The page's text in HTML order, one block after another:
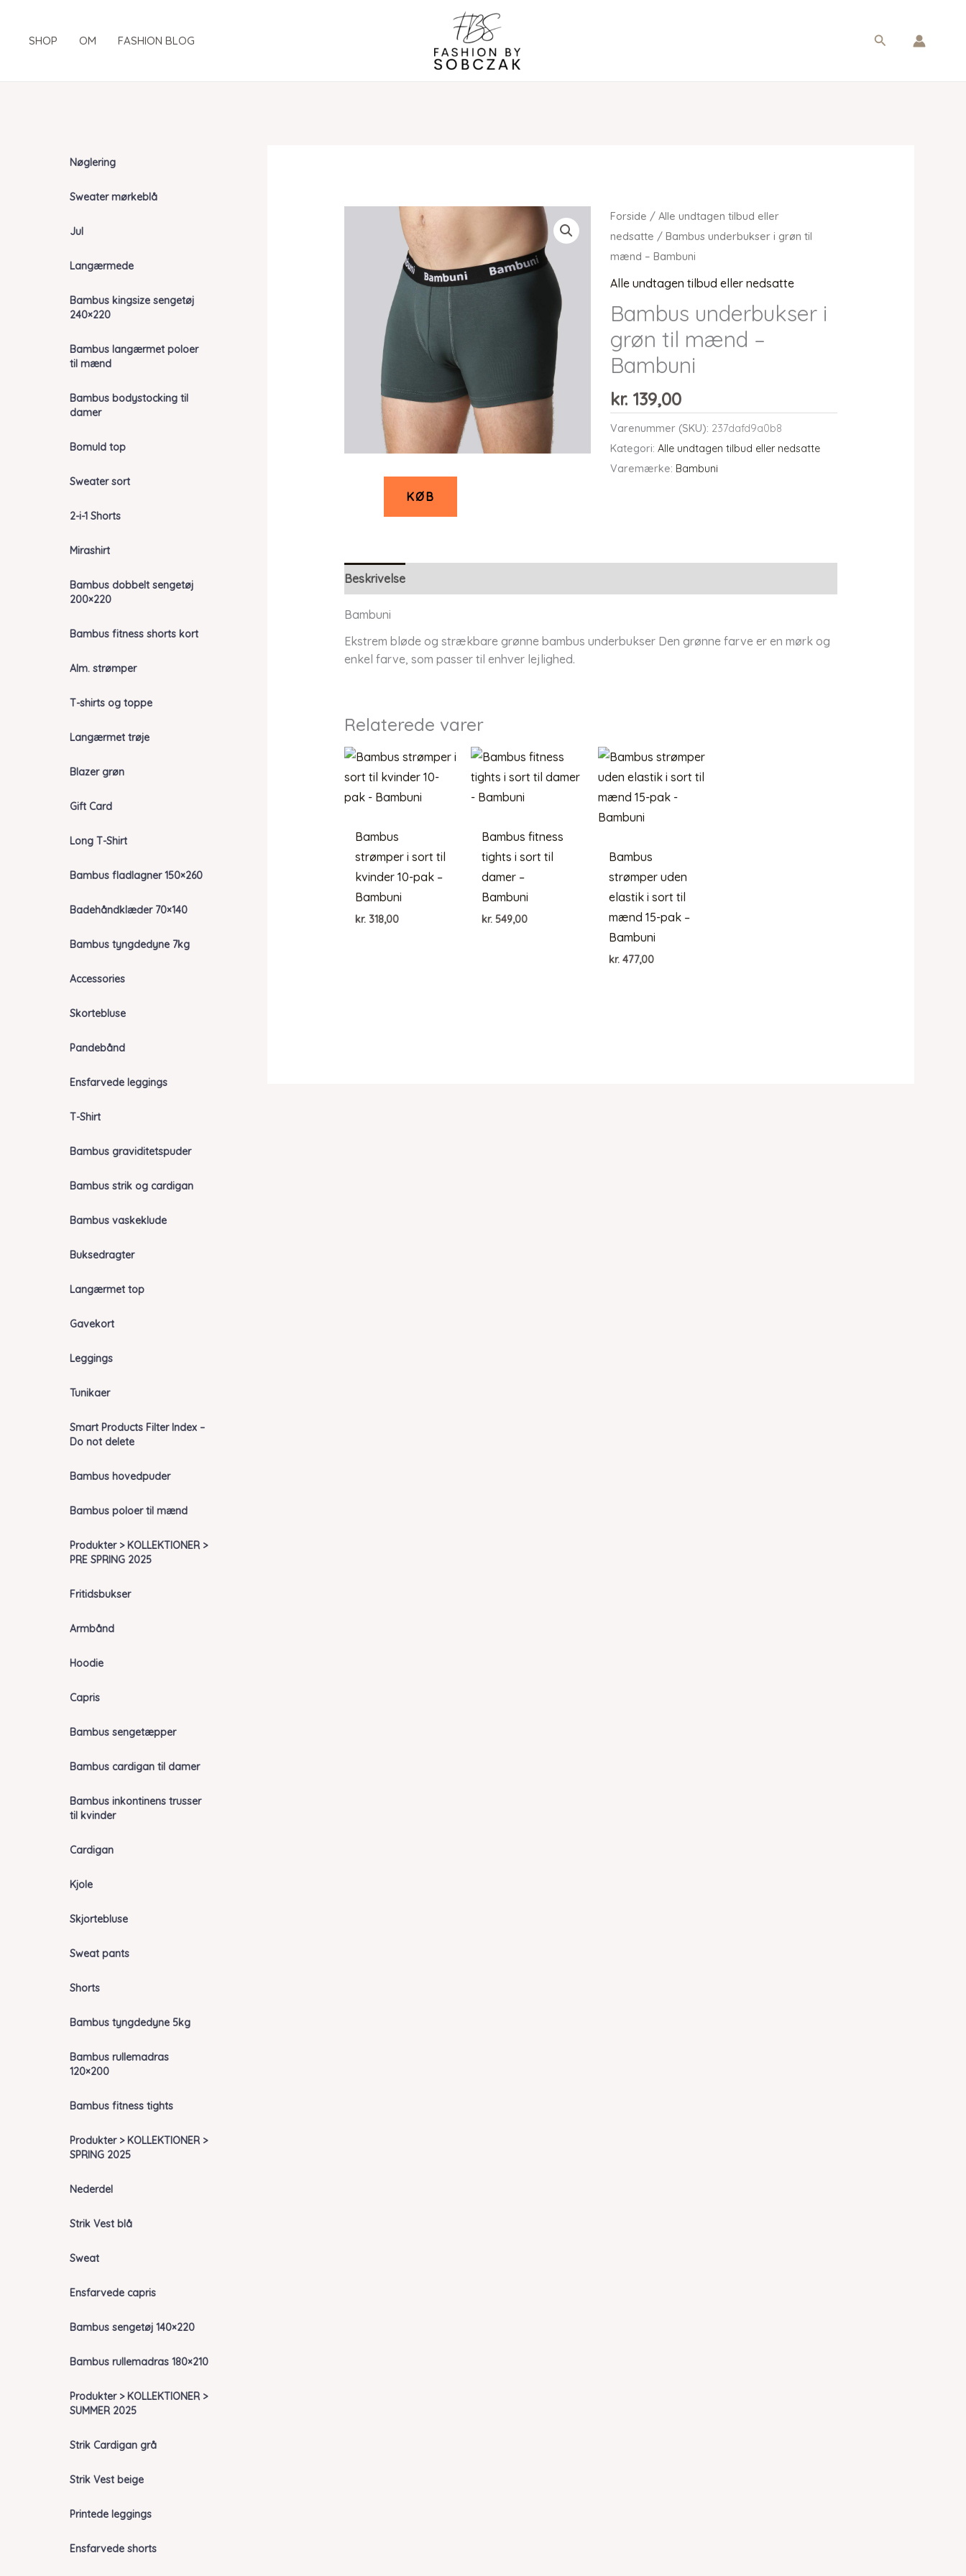
SHOP OM FASHION BLOG Søg
Nøglering
Sweater mørkeblå
Jul
Langærmede
Bambus kingsize sengetøj
240×220
Bambus langærmet poloer
til mænd
Bambus bodystocking til
damer
Bomuld top
Sweater sort
2-i-1 Shorts
Mirashirt
Bambus dobbelt sengetøj
200×220
Bambus fitness shorts kort
Alm. strømper
T-shirts og toppe
Langærmet trøje
Blazer grøn
Gift Card
Long T-Shirt
Bambus fladlagner 150×260
Badehåndklæder 70×140
Bambus tyngdedyne 7kg
Accessories
Skortebluse
Pandebånd
Ensfarvede leggings
T-Shirt
Bambus graviditetspuder
Bambus strik og cardigan
Bambus vaskeklude
Buksedragter
Langærmet top
Gavekort
Leggings
Tunikaer
Smart Products Filter Index –
Do not delete
Bambus hovedpuder
Bambus poloer til mænd
Produkter > KOLLEKTIONER >
PRE SPRING 2025
Fritidsbukser
Armbånd
Hoodie
Capris
Bambus sengetæpper
Bambus cardigan til damer
Bambus inkontinens trusser
til kvinder
Cardigan
Kjole
Skjortebluse
Sweat pants
Shorts
Bambus tyngdedyne 5kg
Bambus rullemadras
120×200
Bambus fitness tights
Produkter > KOLLEKTIONER >
SPRING 2025
Nederdel
Strik Vest blå
Sweat
Ensfarvede capris
Bambus sengetøj 140×220
Bambus rullemadras 180×210
Produkter > KOLLEKTIONER >
SUMMER 2025
Strik Cardigan grå
Strik Vest beige
Printede leggings
Ensfarvede shorts
Forside /Alle undtagen tilbud eller
nedsatte / Bambus underbukser i grøn til
mænd – Bambuni
Alle undtagen tilbud eller nedsatte
Bambus underbukser i
grøn til mænd –
Bambuni
kr. 139,00
Varenummer (SKU): 237dafd9a0b8
Kategori:Alle undtagen tilbud eller nedsatte
Varemærke: Bambuni
KØB
Beskrivelse
Bambuni
Ekstrem bløde og strækbare grønne bambus underbukser Den grønne farve er en mørk og
enkel farve, som passer til enhver lejlighed.
Relaterede varer
Bambus
strømper i sort til
kvinder 10-pak –
Bambuni
kr.318,00
Bambus fitness
tights i sort til
damer –
Bambuni
kr. 549,00
Bambus
strømper uden
elastik i sort til
mænd 15-pak –
Bambuni
kr. 477,00